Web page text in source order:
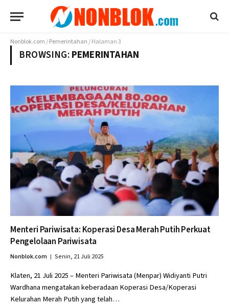
Nonblok.com/Pemerintahan/Halaman 3
BROWSING:PEMERINTAHAN
Menteri Pariwisata: Koperasi Desa Merah Putih Perkuat
Pengelolaan Pariwisata
Nonblok.com Senin, 21 Juli 2025
Klaten, 21 Juli 2025 – Menteri Pariwisata (Menpar) Widiyanti Putri
Wardhana mengatakan keberadaan Koperasi Desa/Koperasi
Kelurahan Merah Putih yang telah…